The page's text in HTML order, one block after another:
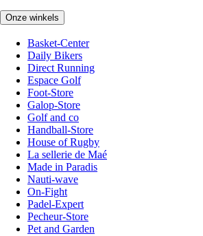
Onze winkels
Basket-Center
Daily Bikers
Direct Running
Espace Golf
Foot-Store
Galop-Store
Golf and co
Handball-Store
House of Rugby
La sellerie de Maé
Made in Paradis
Nauti-wave
On-Fight
Padel-Expert
Pecheur-Store
Pet and Garden